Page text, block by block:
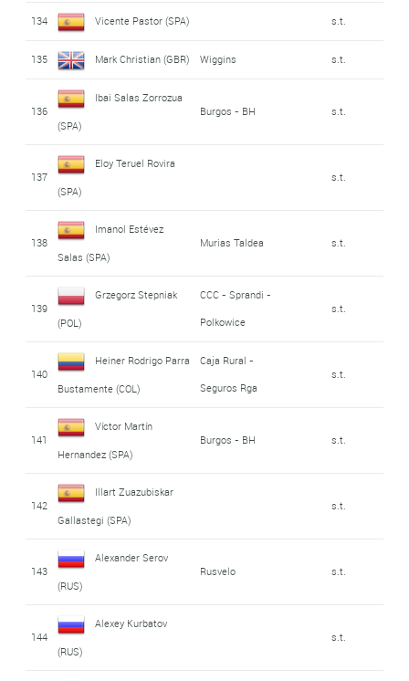
134 Vicente Pastor (SPA) s.t.
135 Mark Christian (GBR) Wiggins s.t.
136
Ibai Salas Zorrozua
(SPA)
Burgos - BH s.t.
137
Eloy Teruel Rovira
(SPA)
s.t.
138
Imanol Estévez
Salas (SPA)
Murias Taldea s.t.
139
Grzegorz Stepniak
(POL)
CCC - Sprandi -
Polkowice
s.t.
140
Heiner Rodrigo Parra
Bustamente (COL)
Caja Rural -
Seguros Rga
s.t.
141
Víctor Martín
Hernandez (SPA)
Burgos - BH s.t.
142
Illart Zuazubiskar
Gallastegi (SPA)
s.t.
143
Alexander Serov
(RUS)
Rusvelo s.t.
144
Alexey Kurbatov
(RUS)
s.t.